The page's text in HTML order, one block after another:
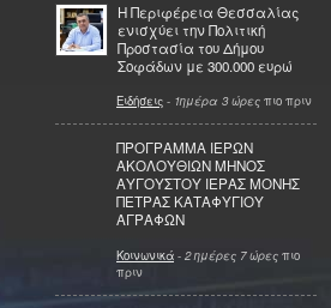
Η Περιφέρεια Θεσσαλίας
ενισχύει την Πολιτική
Προστασία του Δήμου
Σοφάδων με 300.000 ευρώ
Ειδήσεις - 1ημέρα 3 ώρες πιο πριν
ΠΡΟΓΡΑΜΜΑ ΙΕΡΩΝ
ΑΚΟΛΟΥΘΙΩΝ ΜΗΝΟΣ
ΑΥΓΟΥΣΤΟΥ ΙΕΡΑΣ ΜΟΝΗΣ
ΠΕΤΡΑΣ ΚΑΤΑΦΥΓΙΟΥ
ΑΓΡΑΦΩΝ
Κοινωνικά - 2 ημέρες 7 ώρες πιο
πριν